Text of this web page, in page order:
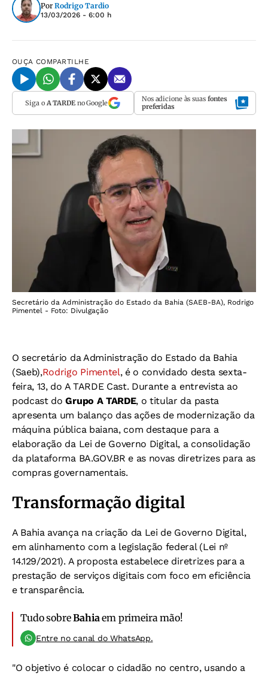
Por Rodrigo Tardio
13/03/2026 - 6:00 h
OUÇA COMPARTILHE
Siga o A TARDEno Google Nos adicione às suas fontes
preferidas
Secretário da Administração do Estado da Bahia (SAEB-BA), Rodrigo
Pimentel - Foto: Divulgação
O secretário da Administração do Estado da Bahia
(Saeb),Rodrigo Pimentel, é o convidado desta sexta-
feira, 13, do A TARDE Cast. Durante a entrevista ao
podcast doGrupo A TARDE, o titular da pasta
apresenta um balanço das ações de modernização da
máquina pública baiana, com destaque para a
elaboração da Lei de Governo Digital, a consolidação
da plataforma BA.GOV.BR e as novas diretrizes para as
compras governamentais.
Transformação digital
A Bahia avança na criação da Lei de Governo Digital,
em alinhamento com a legislação federal (Lei nº
14.129/2021). A proposta estabelece diretrizes para a
prestação de serviços digitais com foco em eficiência
e transparência.
Tudo sobreBahiaem primeira mão!
Entre no canal do WhatsApp.
"O objetivo é colocar o cidadão no centro, usando a